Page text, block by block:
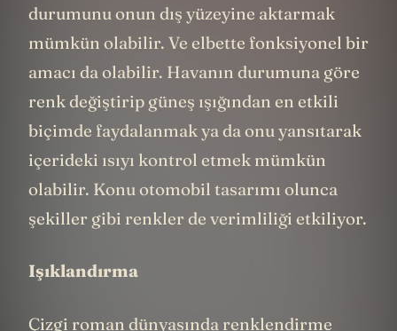
durumunu onun dış yüzeyine aktarmak
mümkün olabilir. Ve elbette fonksiyonel bir
amacı da olabilir. Havanın durumuna göre
renk değiştirip güneş ışığından en etkili
biçimde faydalanmak ya da onu yansıtarak
içerideki ısıyı kontrol etmek mümkün
olabilir. Konu otomobil tasarımı olunca
şekiller gibi renkler de verimliliği etkiliyor.
Işıklandırma
Çizgi roman dünyasında renklendirme